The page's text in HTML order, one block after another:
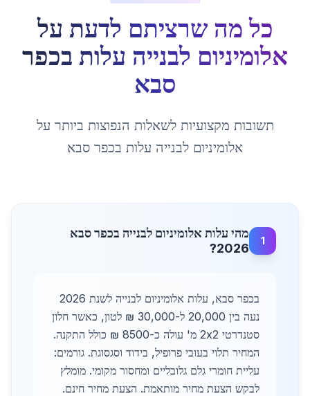
כל מה שרציתם לדעת על
אלומיניום לבנייה עלות בכפר
סבא
תשובות מקצועיות לשאלות הנפוצות ביותר על
אלומיניום לבנייה עלות בכפר סבא
1
מהי עלות אלומיניום לבנייה בכפר סבא
2026?
בכפר סבא, עלות אלומיניום לבנייה לשנת 2026
נעה בין 20,000 ל-30,000 ₪ לטון, כאשר חלון
סטנדרטי 2x2 מ' עולה כ-8500 ₪ כולל התקנה.
המחיר תלוי בעובי פרופיל, בידוד וסגסוגת. גורמים:
עליית חומרי גלם גלובליים ומחסור מקומי. מומלץ
לבקש הצעת מחיר מותאמת. הצעת מחיר חינם.